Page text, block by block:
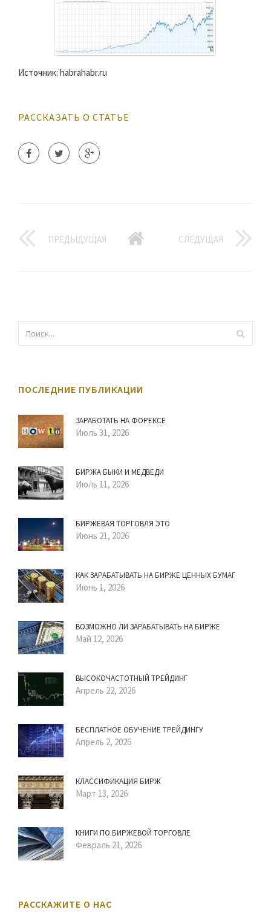
Источник: habrahabr.ru
РАССКАЗАТЬ О СТАТЬЕ
ПРЕДЫДУЩАЯ СЛЕДУЩАЯ
ПОСЛЕДНИЕ ПУБЛИКАЦИИ
ЗАРАБОТАТЬ НА ФОРЕКСЕ
Июль 31, 2026
БИРЖА БЫКИ И МЕДВЕДИ
Июль 11, 2026
БИРЖЕВАЯ ТОРГОВЛЯ ЭТО
Июнь 21, 2026
КАК ЗАРАБАТЫВАТЬ НА БИРЖЕ ЦЕННЫХ БУМАГ
Июнь 1, 2026
ВОЗМОЖНО ЛИ ЗАРАБАТЫВАТЬ НА БИРЖЕ
Май 12, 2026
ВЫСОКОЧАСТОТНЫЙ ТРЕЙДИНГ
Апрель 22, 2026
БЕСПЛАТНОЕ ОБУЧЕНИЕ ТРЕЙДИНГУ
Апрель 2, 2026
КЛАССИФИКАЦИЯ БИРЖ
Март 13, 2026
КНИГИ ПО БИРЖЕВОЙ ТОРГОВЛЕ
Февраль 21, 2026
РАССКАЖИТЕ О НАС